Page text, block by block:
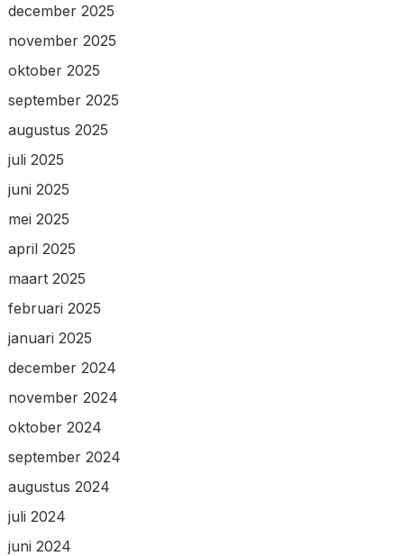
december 2025
november 2025
oktober 2025
september 2025
augustus 2025
juli 2025
juni 2025
mei 2025
april 2025
maart 2025
februari 2025
januari 2025
december 2024
november 2024
oktober 2024
september 2024
augustus 2024
juli 2024
juni 2024